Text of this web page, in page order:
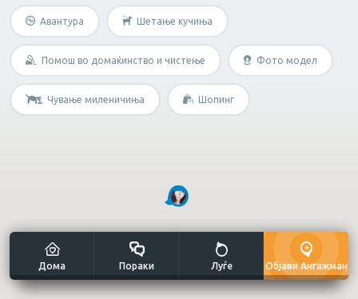
Не е потребна специфична
вештина?
Мултиталент
Уметнички занаети
Готвач Рачна изработка
Сликање на
платно
Авантура Шетање кучиња
Помош во домаќинство и чистење Фото модел
Чување миленичиња Шопинг
Дома Пораки Луѓе Објави Ангажман